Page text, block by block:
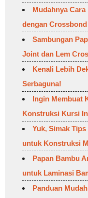
Mudahnya Cara
dengan Crossbond
Sambungan
Joint dan Lem
Kenali Lebih
Serbaguna!
Ingin Membuat
Konstruksi Kursi
Yuk, Simak
untuk Konstruksi
Papan Bambu
untuk Laminasi
Panduan